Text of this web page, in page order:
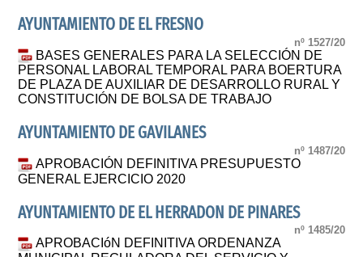
AYUNTAMIENTO DE EL FRESNO
nº 1527/20
BASES GENERALES PARA LA SELECCIÓN DE
PERSONAL LABORAL TEMPORAL PARA BOERTURA
DE PLAZA DE AUXILIAR DE DESARROLLO RURAL Y
CONSTITUCIÓN DE BOLSA DE TRABAJO
AYUNTAMIENTO DE GAVILANES
nº 1487/20
APROBACIÓN DEFINITIVA PRESUPUESTO
GENERAL EJERCICIO 2020
AYUNTAMIENTO DE EL HERRADON DE PINARES
nº 1485/20
APROBACIóN DEFINITIVA ORDENANZA